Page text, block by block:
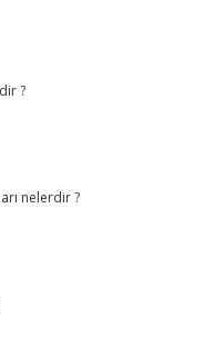
?
nelerdir ?